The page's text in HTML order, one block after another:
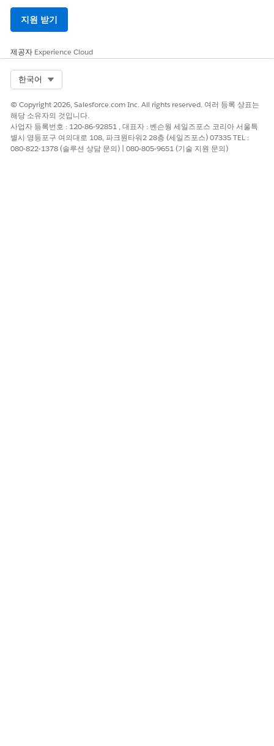
소비하고 총괄자 제한을 트리거합니다. 비동기 Apex 사용하여
성능을 최적화합니다.
중요가능한 경우 이러한 제한을 늘리려면 Salesforce 고객 지원
에 문의하십시오.
지원 받기
제공자 Experience Cloud
한국어
© Copyright 2026, Salesforce.com Inc. All rights reserved. 여러 등록 상표는
해당 소유자의 것입니다.
사업자 등록번호 : 120-86-92851 , 대표자 : 벤슨웡 세일즈포스 코리아 서울특
별시 영등포구 여의대로 108, 파크원타워2 28층 (세일즈포스) 07335 TEL :
080-822-1378 (솔루션 상담 문의) | 080-805-9651 (기술 지원 문의)